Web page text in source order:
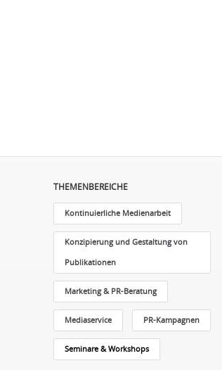
THEMENBEREICHE
Kontinuierliche Medienarbeit
Konzipierung und Gestaltung von
Publikationen
Marketing & PR-Beratung
Mediaservice PR-Kampagnen
Seminare & Workshops